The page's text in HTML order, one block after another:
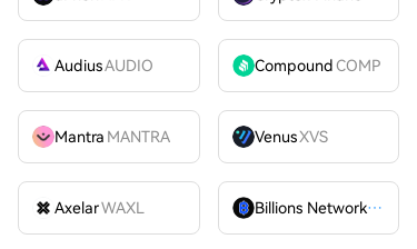
AudiusAUDIO CompoundCOMP
Mantra MANTRA VenusXVS
AxelarWAXL Billions Network
BILL